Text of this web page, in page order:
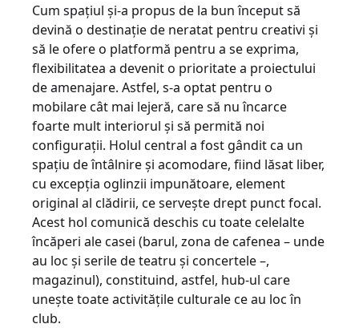
Cum spaţiul şi-a propus de la bun început să
devină o destinaţie de neratat pentru creativi şi
să le ofere o platformă pentru a se exprima,
flexibilitatea a devenit o prioritate a proiectului
de amenajare. Astfel, s-a optat pentru o
mobilare cât mai lejeră, care să nu încarce
foarte mult interiorul şi să permită noi
configuraţii. Holul central a fost gândit ca un
spaţiu de întâlnire şi acomodare, fiind lăsat liber,
cu excepţia oglinzii impunătoare, element
original al clădirii, ce serveşte drept punct focal.
Acest hol comunică deschis cu toate celelalte
încăperi ale casei (barul, zona de cafenea – unde
au loc şi serile de teatru şi concertele –,
magazinul), constituind, astfel, hub-ul care
uneşte toate activităţile culturale ce au loc în
club.